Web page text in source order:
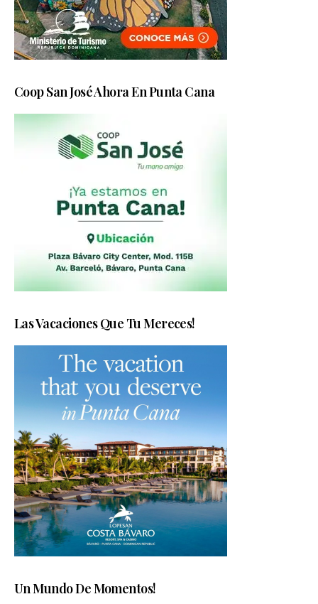
Coop San José Ahora En Punta Cana
Las Vacaciones Que Tu Mereces!
Un Mundo De Momentos!